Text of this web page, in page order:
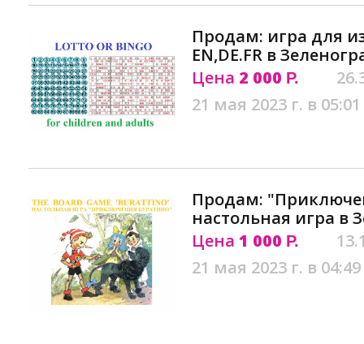
Продам: игра для
EN,DE.FR в
Цена 2 000 Р.
21 мая 2023 г. в 05:01
Продам:
настольная игра в
Цена 1 000 Р.
21 мая 2023 г. в 04:49